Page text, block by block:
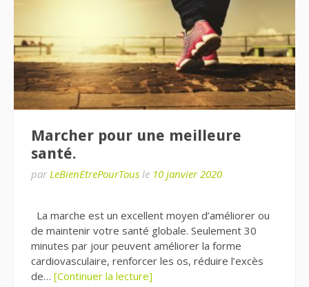
Marcher pour une meilleure
santé.
par LeBienEtrePourTous le 10 janvier 2020
La marche est un excellent moyen d’améliorer ou
de maintenir votre santé globale. Seulement 30
minutes par jour peuvent améliorer la forme
cardiovasculaire, renforcer les os, réduire l’excès
de… [Continuer la lecture]